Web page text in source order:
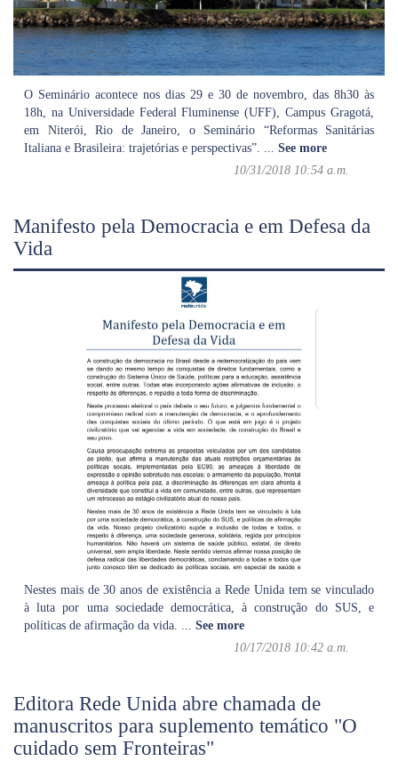
O Seminário acontece nos dias 29 e 30 de novembro, das 8h30 às
18h, na Universidade Federal Fluminense (UFF), Campus Gragotá,
em Niterói, Rio de Janeiro, o Seminário “Reformas Sanitárias
Italiana e Brasileira: trajetórias e perspectivas”. ... See more
10/31/2018 10:54 a.m.
Manifesto pela Democracia e em Defesa da
Vida
Nestes mais de 30 anos de existência a Rede Unida tem se vinculado
à luta por uma sociedade democrática, à construção do SUS, e
políticas de afirmação da vida. ... See more
10/17/2018 10:42 a.m.
Editora Rede Unida abre chamada de
manuscritos para suplemento temático "O
cuidado sem Fronteiras"